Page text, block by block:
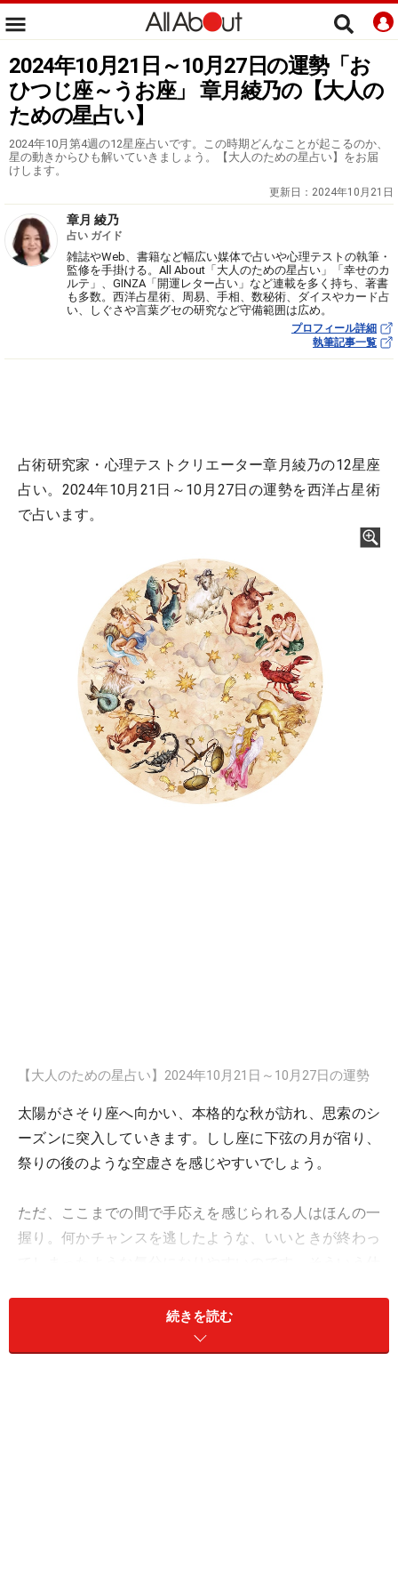
2024年10月21日～10月27日の運勢「お
ひつじ座～うお座」 章月綾乃の【大人の
ための星占い】
2024年10月第4週の12星座占いです。この時期どんなことが起こるのか、
星の動きからひも解いていきましょう。【大人のための星占い】をお届
けします。
更新日： 2024年10月21日
章月 綾乃
占い ガイド
雑誌やWeb、書籍など幅広い媒体で占いや心理テストの執筆・
監修を手掛ける。All About「大人のための星占い」「幸せのカ
ルテ」、GINZA「開運レター占い」など連載を多く持ち、著書
も多数。西洋占星術、周易、手相、数秘術、ダイスやカード占
い、しぐさや言葉グセの研究など守備範囲は広め。
プロフィール詳細
執筆記事一覧
占術研究家・心理テストクリエーター章月綾乃の12星座
占い。2024年10月21日～10月27日の運勢を西洋占星術
で占います。
【大人のための星占い】2024年10月21日～10月27日の運勢
太陽がさそり座へ向かい、本格的な秋が訪れ、思索のシ
ーズンに突入していきます。しし座に下弦の月が宿り、
祭りの後のような空虚さを感じやすいでしょう。
ただ、ここまでの間で手応えを感じられる人はほんの一
握り。何かチャンスを逃したような、いいときが終わっ
＜あなたの今週の運勢は？＞
続きを読む